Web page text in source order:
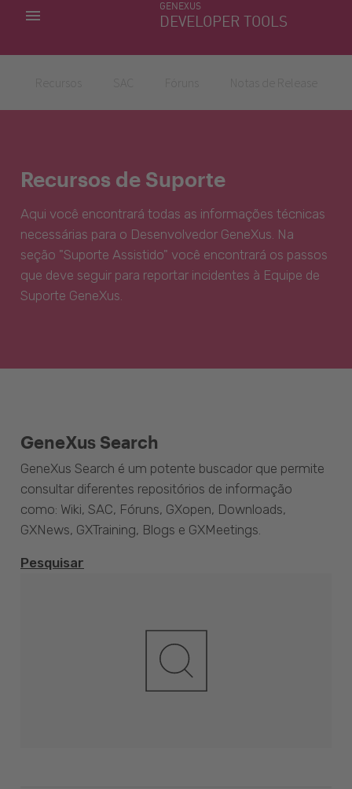
GENEXUS
DEVELOPER TOOLS
MINHAS APLICACÕES
Recursos de Suporte
Aqui você encontrará todas as informações técnicas
necessárias para o Desenvolvedor GeneXus. Na
seção "Suporte Assistido" você encontrará os passos
que deve seguir para reportar incidentes à Equipe de
Suporte GeneXus.
GeneXus Search
GeneXus Search é um potente buscador que permite
consultar diferentes repositórios de informação
como: Wiki, SAC, Fóruns, GXopen, Downloads,
GXNews, GXTraining, Blogs e GXMeetings.
Pesquisar